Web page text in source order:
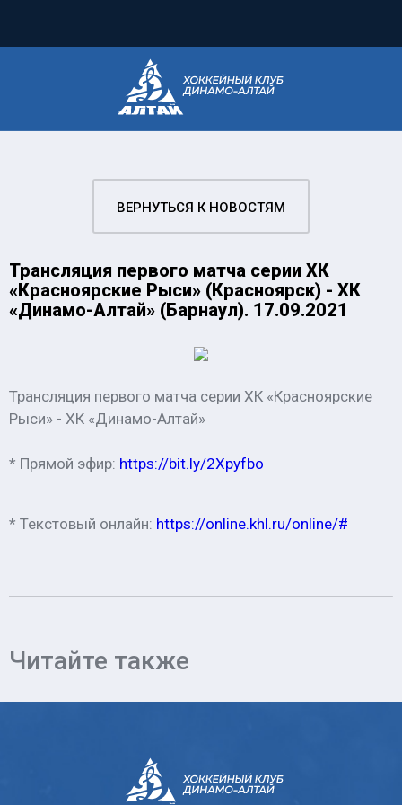
ВЕРНУТЬСЯ К НОВОСТЯМ
Трансляция первого матча серии ХК
«Красноярские Рыси» (Красноярск) - ХК
«Динамо-Алтай» (Барнаул). 17.09.2021
Трансляция первого матча серии ХК «Красноярские
Рыси» - ХК «Динамо-Алтай»
* Прямой эфир: https://bit.ly/2Xpyfbo
* Текстовый онлайн: https://online.khl.ru/online/#
Читайте также